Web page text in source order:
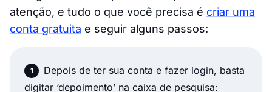
atenção, e tudo o que você precisa é criar uma
conta gratuita e seguir alguns passos:
Depois de ter sua conta e fazer login, basta
digitar ‘depoimento’ na caixa de pesquisa: